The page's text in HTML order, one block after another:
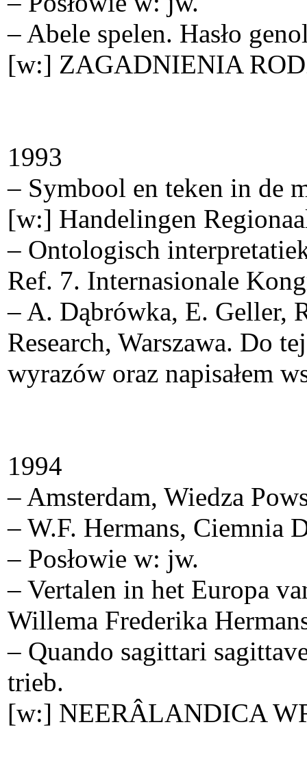
– Abele spelen. Hasło
[w:] ZAGADNIENIA
1993
– Symbool en teken in de
[w:] Handelingen
– Ontologisch
Ref. 7. Internasionale
– A. Dąbrówka, E. Geller,
Research, Warszawa. Do
wyrazów oraz napisałem
1994
– Amsterdam, Wiedza
– W.F. Hermans, Ciemnia
– Posłowie w: jw.
– Vertalen in het Europa
Willema Frederika
– Quando sagittari
trieb.
[w:] NEERÂ­LANDICA